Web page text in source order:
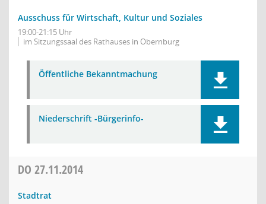
Ausschuss für Wirtschaft, Kultur und Soziales
19:00-21:15 Uhr
im Sitzungssaal des Rathauses in Obernburg
Öffentliche Bekanntmachung
Niederschrift -Bürgerinfo-
DO 27.11.2014
Stadtrat